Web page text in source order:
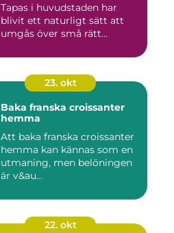
Tapas i huvudstaden har
blivit ett naturligt sätt att
umgås över små rätt...
23. okt
Baka franska croissanter
hemma
Att baka franska croissanter
hemma kan kännas som en
utmaning, men belöningen
är v&au...
22. okt